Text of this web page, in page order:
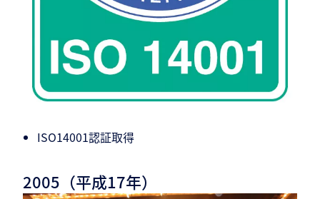
ISO14001認証取得
2005（平成17年）